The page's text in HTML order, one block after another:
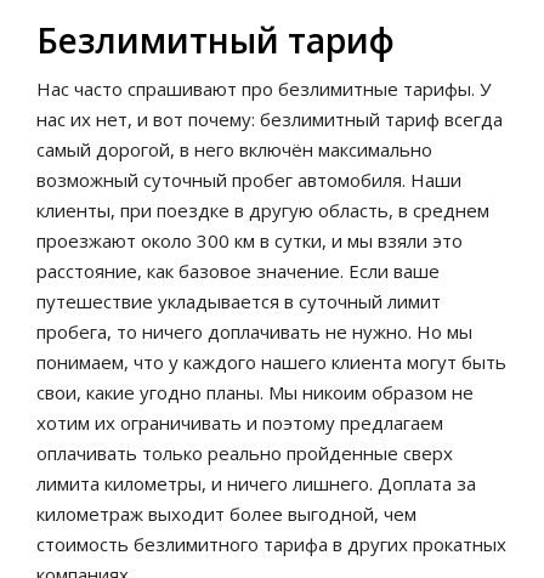
Безлимитный тариф
Нас часто спрашивают про безлимитные тарифы. У
нас их нет, и вот почему: безлимитный тариф всегда
самый дорогой, в него включён максимально
возможный суточный пробег автомобиля. Наши
клиенты, при поездке в другую область, в среднем
проезжают около 300 км в сутки, и мы взяли это
расстояние, как базовое значение. Если ваше
путешествие укладывается в суточный лимит
пробега, то ничего доплачивать не нужно. Но мы
понимаем, что у каждого нашего клиента могут быть
свои, какие угодно планы. Мы никоим образом не
хотим их ограничивать и поэтому предлагаем
оплачивать только реально пройденные сверх
лимита километры, и ничего лишнего. Доплата за
километраж выходит более выгодной, чем
стоимость безлимитного тарифа в других прокатных